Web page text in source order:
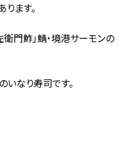
ります。
門鮓」鯖・境港サーモンの
いなり寿司です。